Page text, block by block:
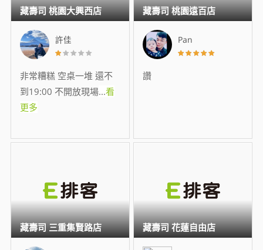
許佳
非常糟糕 空桌一堆 還不
到19:00 不開放現場...看
更多
藏壽司 桃園大興西店
Pan
讚
藏壽司 桃園遠百店
藏壽司 三重集賢路店 藏壽司 花蓮自由店